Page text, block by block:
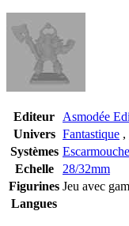
Editeur
Asmodée
Univers Fantastique ,
Systèmes Escarmouche
Echelle
28/32mm
Figurines Jeu avec
Langues